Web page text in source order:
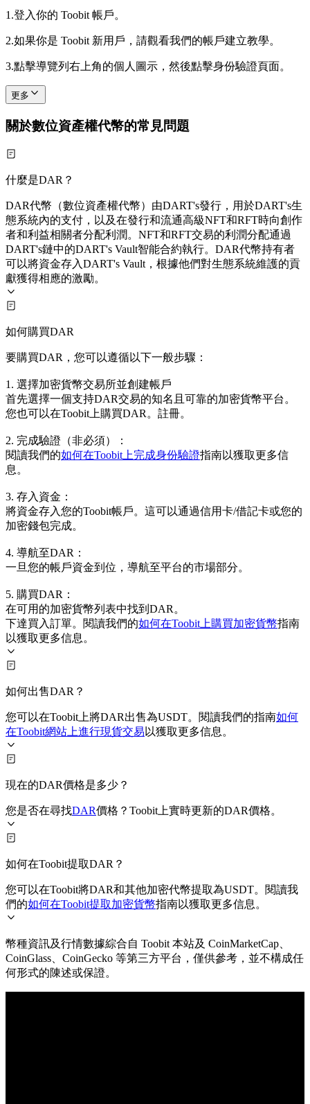
1.登入你的 Toobit 帳戶。
2.如果你是 Toobit 新用戶，請觀看我們的帳戶建立教學。
3.點擊導覽列右上角的個人圖示，然後點擊身份驗證頁面。
更多
關於數位資產權代幣的常見問題
什麼是DAR？
DAR代幣（數位資產權代幣）由DART's發行，用於DART's生
態系統內的支付，以及在發行和流通高級NFT和RFT時向創作
者和利益相關者分配利潤。NFT和RFT交易的利潤分配通過
DART's鏈中的DART's Vault智能合約執行。DAR代幣持有者
可以將資金存入DART's Vault，根據他們對生態系統維護的貢
獻獲得相應的激勵。
如何購買DAR
要購買DAR，您可以遵循以下一般步驟：
1. 選擇加密貨幣交易所並創建帳戶
首先選擇一個支持DAR交易的知名且可靠的加密貨幣平台。
您也可以在Toobit上購買DAR。註冊。
2. 完成驗證（非必須）：
閱讀我們的如何在Toobit上完成身份驗證指南以獲取更多信
息。
3. 存入資金：
將資金存入您的Toobit帳戶。這可以通過信用卡/借記卡或您的
加密錢包完成。
4. 導航至DAR：
一旦您的帳戶資金到位，導航至平台的市場部分。
5. 購買DAR：
在可用的加密貨幣列表中找到DAR。
下達買入訂單。閱讀我們的如何在Toobit上購買加密貨幣指南
以獲取更多信息。
如何出售DAR？
您可以在Toobit上將DAR出售為USDT。閱讀我們的指南如何
在Toobit網站上進行現貨交易 以獲取更多信息。
現在的DAR價格是多少？
您是否在尋找DAR價格？Toobit上實時更新的DAR價格。
如何在Toobit提取DAR？
您可以在Toobit將DAR和其他加密代幣提取為USDT。閱讀我
們的如何在Toobit提取加密貨幣指南以獲取更多信息。
幣種資訊及行情數據綜合自 Toobit 本站及 CoinMarketCap、
CoinGlass、CoinGecko 等第三方平台，僅供參考，並不構成任
何形式的陳述或保證。